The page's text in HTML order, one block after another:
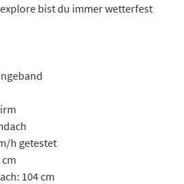
bist du immer wetterfest
h getestet
104 cm